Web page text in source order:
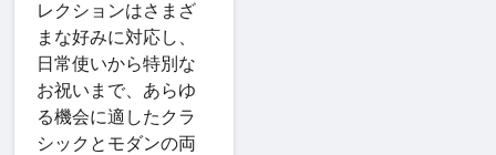
レクションはさまざ
まな好みに対応し、
日常使いから特別な
お祝いまで、あらゆ
る機会に適したクラ
シックとモダンの両